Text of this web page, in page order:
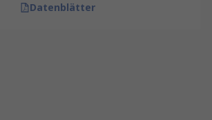
Datenblätter